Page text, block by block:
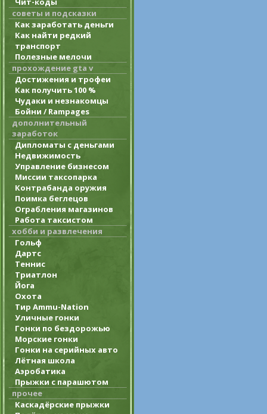
советы и подсказки
Как заработать деньги
Как найти редкий
транспорт
Полезные мелочи
прохождение gta v
Достижения и трофеи
Как получить 100 %
Чудаки и незнакомцы
Бойни / Rampages
дополнительный
заработок
Дипломаты с деньгами
Недвижимость
Управление бизнесом
Миссии таксопарка
Контрабанда оружия
Поимка беглецов
Ограбления магазинов
Работа таксистом
хобби и развлечения
Гольф
Дартс
Теннис
Триатлон
Йога
Охота
Тир Ammu-Nation
Уличные гонки
Гонки по бездорожью
Морские гонки
Гонки на серийных авто
Лётная школа
Аэробатика
Прыжки с парашютом
прочее
Каскадёрские прыжки